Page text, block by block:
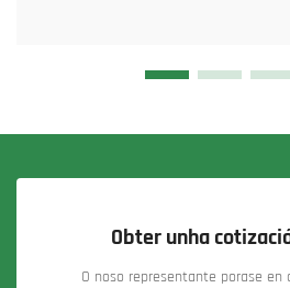
Obter unha
O noso representante porase